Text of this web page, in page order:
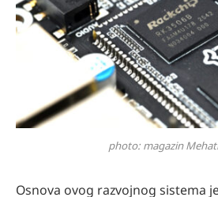
photo: magazin
Osnova ovog razvojnog sistema